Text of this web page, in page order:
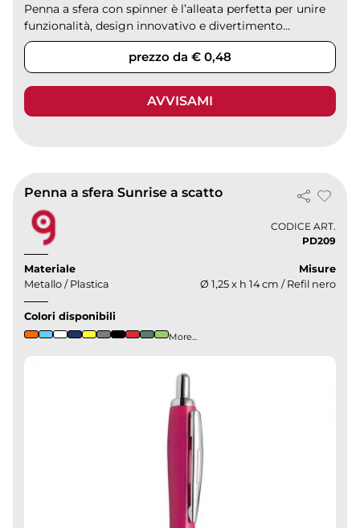
Penna a sfera con spinner è l’alleata perfetta per unire
funzionalità, design innovativo e divertimento...
prezzo da € 0,48
AVVISAMI
Penna a sfera Sunrise a scatto
CODICE ART.
PD209
Materiale
Metallo / Plastica
Misure
Ø 1,25 x h 14 cm / Refil nero
Colori disponibili
More...